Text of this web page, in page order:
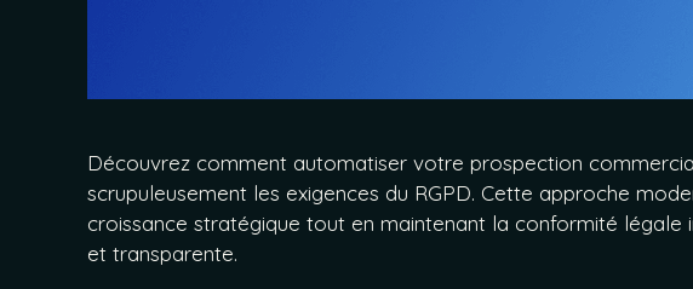
Découvrez comment automatiser votre prospection
scrupuleusement les exigences du RGPD. Cette approche
croissance stratégique tout en maintenant la conformité légale
et transparente.